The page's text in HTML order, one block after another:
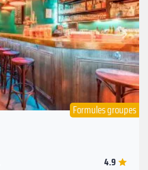
Suivant
Formules groupes
4.9